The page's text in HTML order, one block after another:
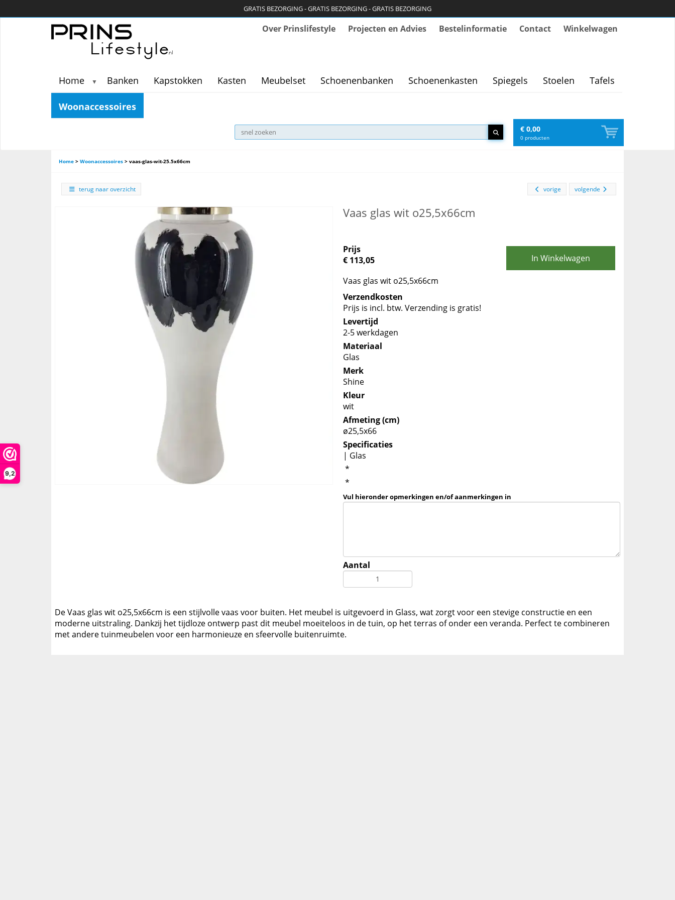
9,2
GRATIS BEZORGING - GRATIS BEZORGING - GRATIS BEZORGING
Over Prinslifestyle Projecten en Advies Bestelinformatie Contact Winkelwagen
Home ▼ Banken Kapstokken Kasten Meubelset Schoenenbanken Schoenenkasten Spiegels Stoelen Tafels
Woonaccessoires
€ 0,00
0 producten
Home > Woonaccessoires > vaas-glas-wit-25.5x66cm
terug naar overzicht volgende
vorige
Vaas glas wit o25,5x66cm
Prijs
€ 113,05
In Winkelwagen
Vaas glas wit o25,5x66cm
Verzendkosten
Prijs is incl. btw. Verzending is gratis!
Levertijd
2-5 werkdagen
Materiaal
Glas
Merk
Shine
Kleur
wit
Afmeting (cm)
ø25,5x66
Specificaties
| Glas
*
*
Vul hieronder opmerkingen en/of aanmerkingen in
Aantal
De Vaas glas wit o25,5x66cm is een stijlvolle vaas voor buiten. Het meubel is uitgevoerd in Glass, wat zorgt voor een stevige constructie en een
moderne uitstraling. Dankzij het tijdloze ontwerp past dit meubel moeiteloos in de tuin, op het terras of onder een veranda. Perfect te combineren
met andere tuinmeubelen voor een harmonieuze en sfeervolle buitenruimte.